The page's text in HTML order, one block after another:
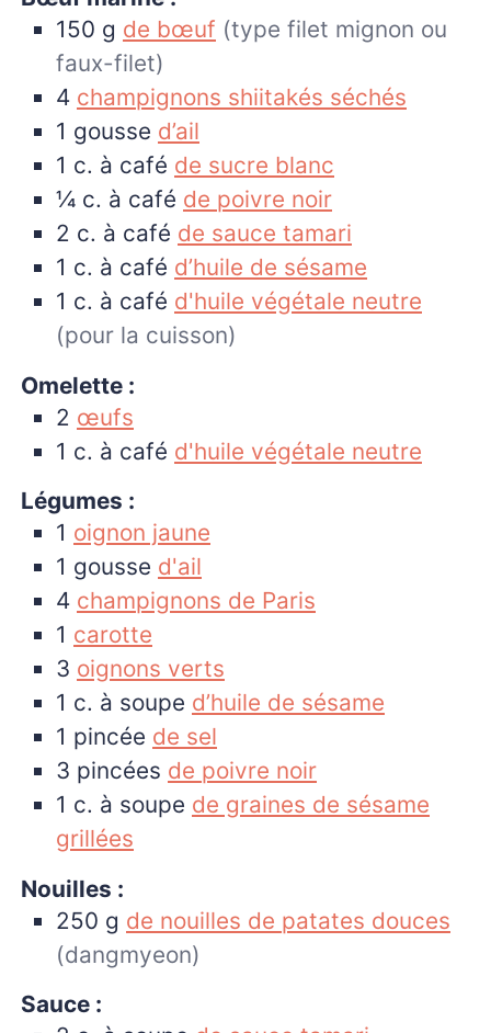
150 g de bœuf (type filet mignon ou
faux-filet)
4 champignons shiitakés séchés
1 gousse d’ail
1 c. à café de sucre blanc
¼ c. à café de poivre noir
2 c. à café de sauce tamari
1 c. à café d’huile de sésame
1 c. à café d'huile végétale neutre
(pour la cuisson)
Omelette :
2 œufs
1 c. à café d'huile végétale neutre
Légumes :
1 oignon jaune
1 gousse d'ail
4 champignons de Paris
1 carotte
3 oignons verts
1 c. à soupe d’huile de sésame
1 pincée de sel
3 pincées de poivre noir
1 c. à soupe de graines de sésame
grillées
Nouilles :
250 g de nouilles de patates douces
(dangmyeon)
Sauce :